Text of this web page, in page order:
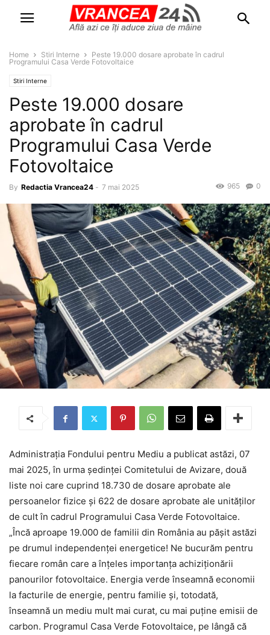
Home Stiri Interne
Peste 19.000 dosare aprobate în cadrul
Programului Casa Verde Fotovoltaice
Stiri Interne
Peste 19.000 dosare
aprobate în cadrul
Programului Casa Verde
Fotovoltaice
By Redactia Vrancea24 - 7 mai 2025 0
965
Administrația Fondului pentru Mediu a publicat astăzi, 07
mai 2025, în urma ședinței Comitetului de Avizare, două
liste noi care cuprind 18.730 de dosare aprobate ale
persoanelor fizice și 622 de dosare aprobate ale unităților
de cult în cadrul Programului Casa Verde Fotovoltaice.
„Încă aproape 19.000 de familii din România au pășit astăzi
pe drumul independenței energetice! Ne bucurăm pentru
fiecare român care a înțeles importanța achiziționării
panourilor fotovoltaice. Energia verde înseamnă economii
la facturile de energie, pentru familie și, totodată,
înseamnă un mediu mult mai curat, cu mai puține emisii de
carbon. Programul Casa Verde Fotovoltaice, pe lângă că